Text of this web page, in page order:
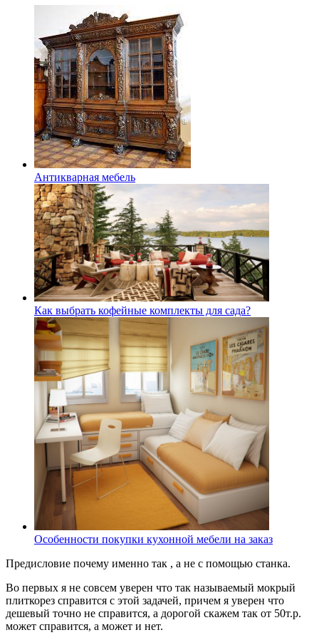
Антикварная мебель
Как выбрать кофейные комплекты для сада?
Особенности покупки кухонной мебели на заказ
Предисловие почему именно так , а не с помощью станка.
Во первых я не совсем уверен что так называемый мокрый
плиткорез справится с этой задачей, причем я уверен что
дешевый точно не справится, а дорогой скажем так от 50т.р.
может справится, а может и нет.